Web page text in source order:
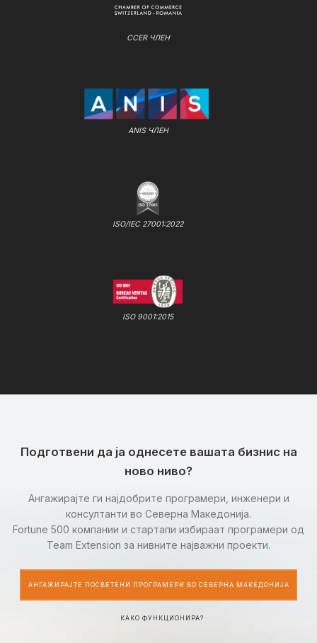
CCER ЧЛЕН
ANIS ЧЛЕН
ISO/IEC 27001:2022
ISO 9001:2015
Подготвени да ја однесете вашата бизнис на
ново ниво?
Ангажирајте ги најдобрите програмери, инженери и
консултанти во Северна Македонија.
Fortune 500 компании и стартапи избираат програмери од
Team Extension за нивните најважни проекти.
АНГАЖИРАЈТЕ ПОСВЕТЕНИ ПРОГРАМЕРИ ВО СЕВЕРНА МАКЕДОНИЈА
КАКО ФУНКЦИОНИРА?